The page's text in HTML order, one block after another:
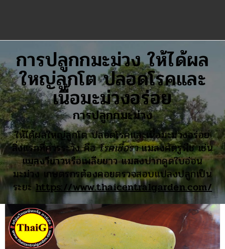
การปลูกกมะม่วง ให้ได้ผล
ใหญ่ลูกโต ปลอดโรคและ
เนื้อมะม่วงอร่อย
การปลูกกมะม่วง
ให้ได้ผลใหญ่ลูกโต ปลอดโรคและเนื้อมะม่วงอร่อย
สิ่งแรกที่ควรระวัง คือโรคเชื้อราแมลงศัตรูพืช เช่น
แมลงวีขาวหรือเพลียขาว แมลงปากดูดใบอ่อน
มะม่วง เกษตรกรต้องคอยตรวจสอบแปลงปลูกเป็น
ระยะ https://www.thaicentralgarden.com/